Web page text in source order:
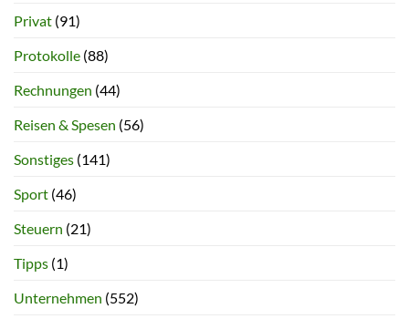
Privat (91)
Protokolle (88)
Rechnungen (44)
Reisen & Spesen (56)
Sonstiges (141)
Sport (46)
Steuern (21)
Tipps (1)
Unternehmen (552)